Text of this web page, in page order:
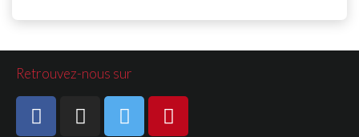
Retrouvez-nous sur